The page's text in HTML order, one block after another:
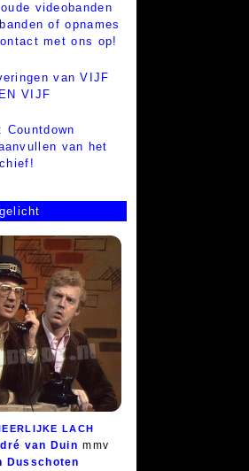
videobanden
of opnames
met ons op!
van VIJF
VIJF
Countdown
van het
LACH
van Duin mmv
Dusschoten